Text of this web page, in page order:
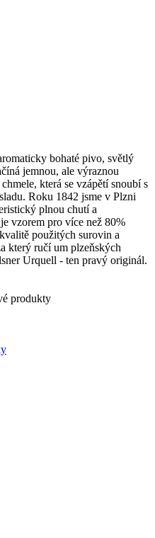
bohaté pivo, světlý
jemnou, ale výraznou
která se vzápětí snoubí s
Roku 1842 jsme v Plzni
plnou chutí a
vzorem pro více než 80%
použitých surovin a
který ručí um plzeňských
Urquell - ten pravý originál.
produkty